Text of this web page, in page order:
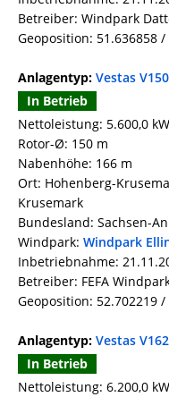
Betreiber: Windpark
Geoposition: 51.636858 /
Anlagentyp: Vestas
In Betrieb
Nettoleistung: 5.600,0 kW
Rotor-Ø: 150 m
Nabenhöhe: 166 m
Ort: Hohenberg-
Krusemark
Bundesland: Sachsen-
Windpark: Windpark
Inbetriebnahme:
Betreiber: FEFA
Geoposition: 52.702219 /
Anlagentyp: Vestas
In Betrieb
Nettoleistung: 6.200,0 kW